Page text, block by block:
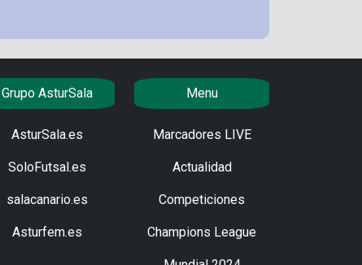
Grupo AsturSala
AsturSala.es
SoloFutsal.es
salacanario.es
Asturfem.es
Menu
Marcadores LIVE
Actualidad
Competiciones
Champions League